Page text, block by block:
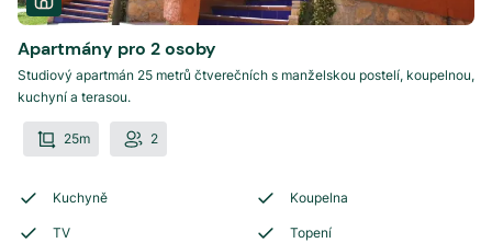
Apartmány pro 2 osoby
Studiový apartmán 25 metrů čtverečních s manželskou postelí, koupelnou,
kuchyní a terasou.
25m 2
Kuchyně Koupelna
TV Topení